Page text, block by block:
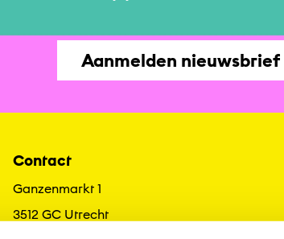
Aanmelden nieuwsbrief
Contact
Ganzenmarkt 1
3512 GC Utrecht